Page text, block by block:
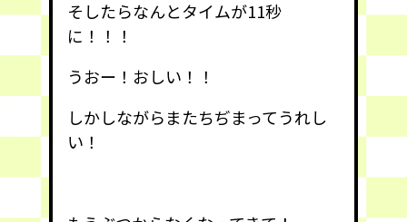
そしたらなんとタイムが11秒
に！！！
うおー！おしい！！
しかしながらまたちぢまってうれし
い！